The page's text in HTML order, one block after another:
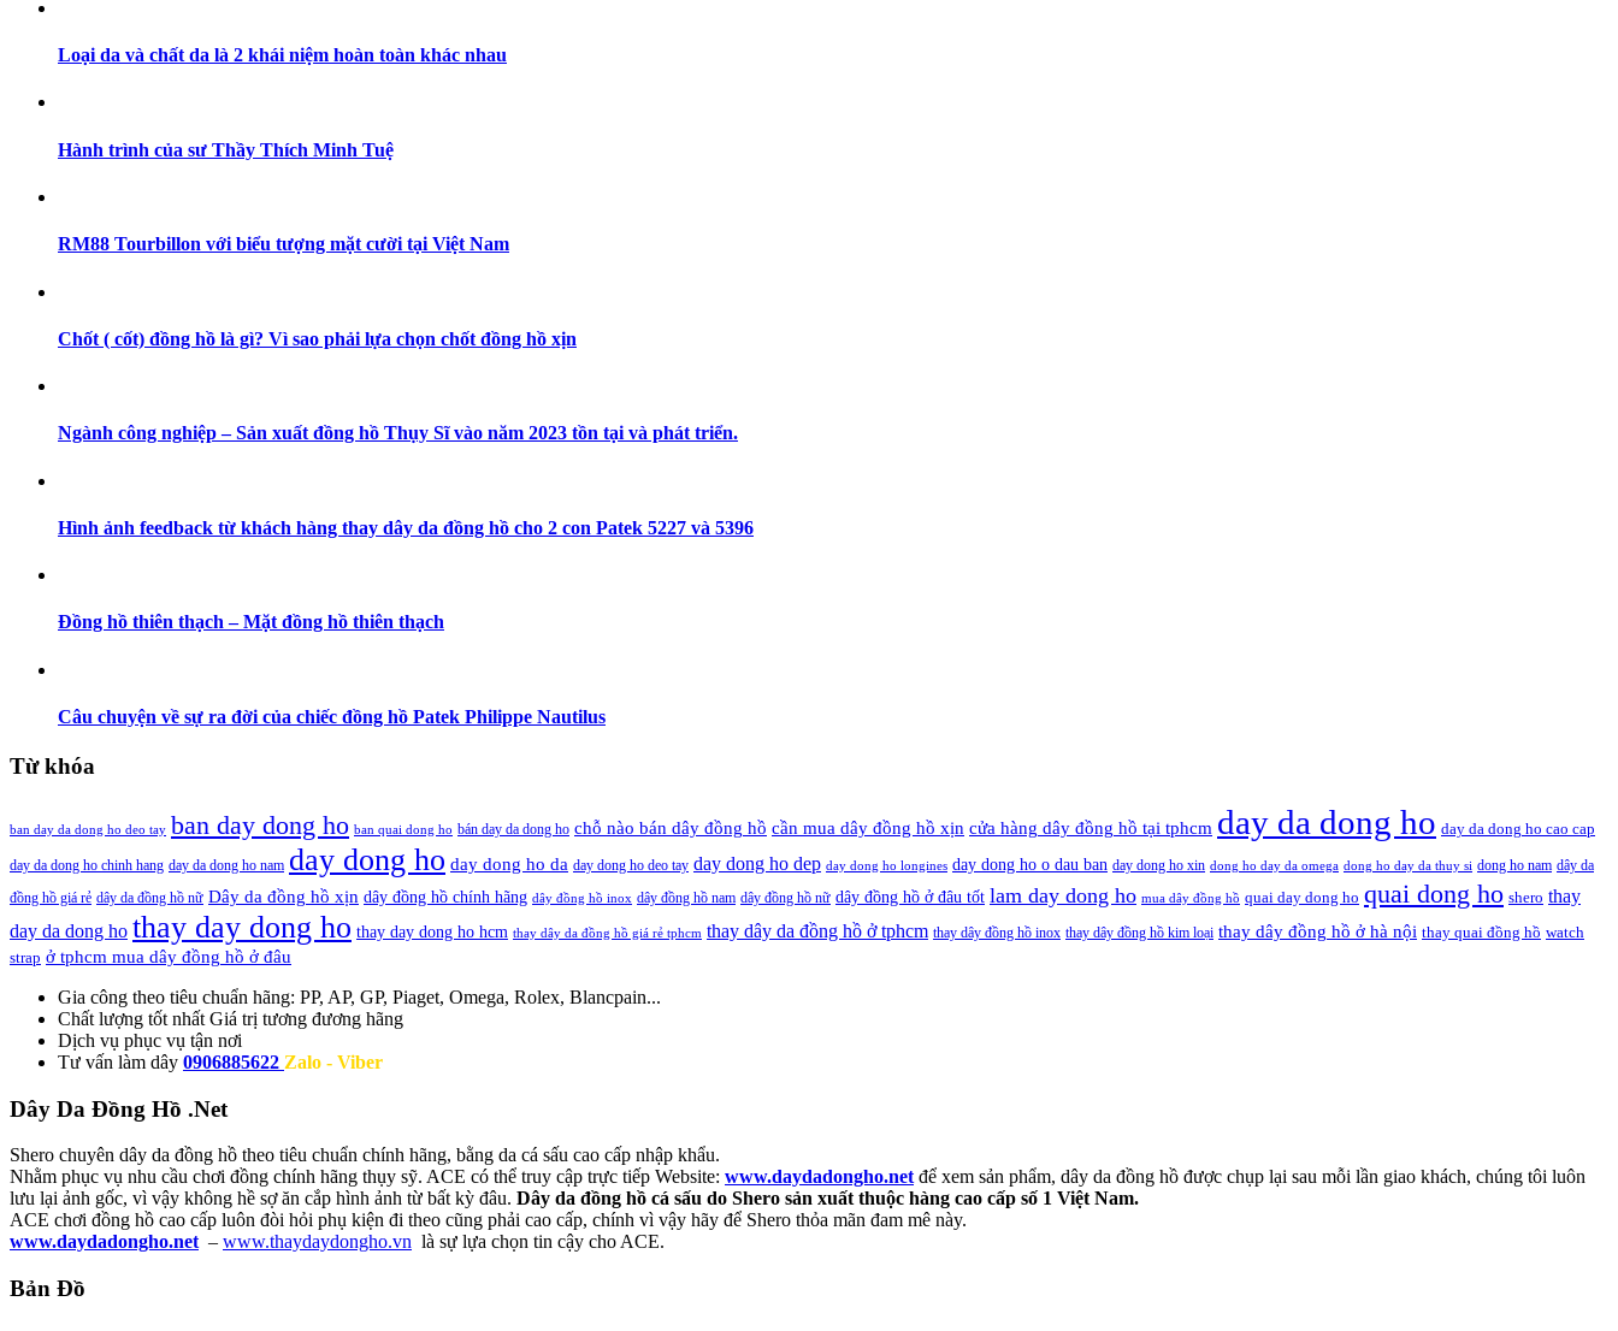
Loại da và chất da là 2 khái niệm hoàn toàn khác nhau
Hành trình của sư Thầy Thích Minh Tuệ
RM88 Tourbillon với biểu tượng mặt cười tại Việt Nam
Chốt ( cốt) đồng hồ là gì? Vì sao phải lựa chọn chốt đồng hồ xịn
Ngành công nghiệp – Sản xuất đồng hồ Thụy Sĩ vào năm 2023 tồn tại và phát triển.
Hình ảnh feedback từ khách hàng thay dây da đồng hồ cho 2 con Patek 5227 và 5396
Đồng hồ thiên thạch – Mặt đồng hồ thiên thạch
Câu chuyện về sự ra đời của chiếc đồng hồ Patek Philippe Nautilus
Từ khóa
ban day da dong ho deo tay ban day dong ho ban quai dong ho bán day da dong ho chỗ nào bán dây đồng hồ cần mua dây đồng hồ xịn cửa hàng dây đồng hồ tại tphcm day da dong ho day da dong ho cao cap
day da dong ho chinh hang day da dong ho nam day dong ho day dong ho da day dong ho deo tay day dong ho dep day dong ho longines day dong ho o dau ban day dong ho xin dong ho day da omega dong ho day da thuy si dong ho nam dây da
đồng hồ giá rẻ dây da đồng hồ nữ Dây da đồng hồ xịn dây đồng hồ chính hãng dây đồng hồ inox dây đồng hồ nam dây đồng hồ nữ dây đồng hồ ở đâu tốt lam day dong ho mua dây đồng hồ quai day dong ho quai dong ho shero thay
day da dong ho thay day dong ho thay day dong ho hcm thay dây da đồng hồ giá rẻ tphcm thay dây da đồng hồ ở tphcm thay dây đồng hồ inox thay dây đồng hồ kim loại thay dây đồng hồ ở hà nội thay quai đồng hồ watch
strap ở tphcm mua dây đồng hồ ở đâu
Gia công theo tiêu chuẩn hãng: PP, AP, GP, Piaget, Omega, Rolex, Blancpain...
Chất lượng tốt nhất Giá trị tương đương hãng
Dịch vụ phục vụ tận nơi
Tư vấn làm dây 0906885622 Zalo - Viber
Dây Da Đồng Hồ .Net
Shero chuyên dây da đồng hồ theo tiêu chuẩn chính hãng, bằng da cá sấu cao cấp nhập khẩu.
Nhằm phục vụ nhu cầu chơi đồng chính hãng thụy sỹ. ACE có thể truy cập trực tiếp Website: www.daydadongho.net để xem sản phẩm, dây da đồng hồ được chụp lại sau mỗi lần giao khách, chúng tôi luôn
lưu lại ảnh gốc, vì vậy không hề sợ ăn cắp hình ảnh từ bất kỳ đâu. Dây da đồng hồ cá sấu do Shero sản xuất thuộc hàng cao cấp số 1 Việt Nam.
ACE chơi đồng hồ cao cấp luôn đòi hỏi phụ kiện đi theo cũng phải cao cấp, chính vì vậy hãy để Shero thỏa mãn đam mê này.
www.daydadongho.net – www.thaydaydongho.vn là sự lựa chọn tin cậy cho ACE.
Bản Đồ